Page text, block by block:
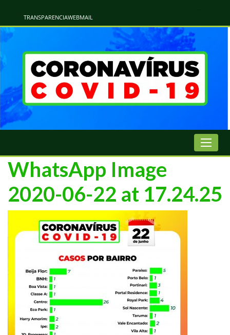
TRANSPARENCIAWEBMAIL
WhatsApp Image
2020-06-22 at 17.24.25